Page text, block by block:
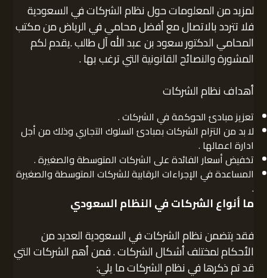
لمزيد من المعلومات حول نظام الشركات في السعودية
فلا تتردد بالاتصال مع أفضل محامي في الرياض من مكتب
المحامي الدكتور سعود بن عبد الله آل طالب .يقدم لكم
المشورة والنصائح القانونية التي ترغب بها .
أهداف نظام الشركات
تعزيز مبادئ الحوكمة في الشركات .
لا بد من التزام الشركات بمبادئ السلوك التجاري وذلك من أجل
ادارة اعمالها .
تخفيض أسعار الفائدة على الشركات المتوسطة والصغيرة .
المساعدة في الإجراءات الرقابية للشركات المتوسطة والصغيرة
.
ما أنواع الشركات في النظام السعودي
فقد يتضمن نظام الشركات في السعودية العديد من
الأحكام لمختلف أشكال الشركات . فمن أهم الشركات التي
قد تم ذكرها في نظام الشركات ما يلي: